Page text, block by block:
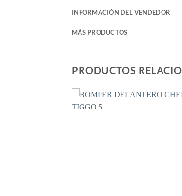
INFORMACIÓN DEL VENDEDOR
MÁS PRODUCTOS
PRODUCTOS